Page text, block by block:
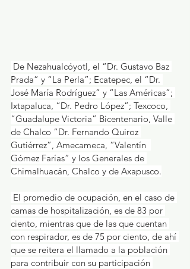
Prada” y “La Perla”; Ecatepec, el “Dr.
José María Rodríguez” y “Las Américas”;
Ixtapaluca, “Dr. Pedro López”; Texcoco,
“Guadalupe Victoria” Bicentenario, Valle
de Chalco “Dr. Fernando Quiroz
Gutiérrez”, Amecameca, “Valentín
Gómez Farías” y los Generales de
Chimalhuacán, Chalco y de Axapusco.
camas de hospitalización, es de 83 por
ciento, mientras que de las que cuentan
con respirador, es de 75 por ciento, de ahí
que se reitera el llamado a la población
para contribuir con su participación